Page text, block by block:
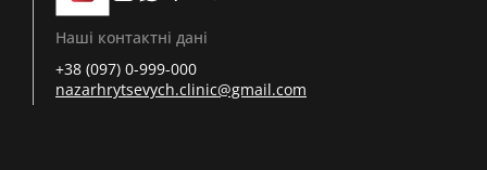
Наші контактні дані
+38 (097) 0-999-000
nazarhrytsevych.clinic@gmail.com